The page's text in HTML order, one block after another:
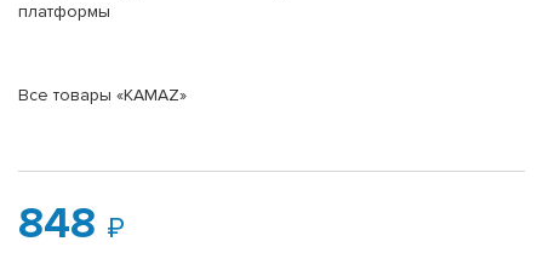
платформы
Все товары «KAMAZ»
848